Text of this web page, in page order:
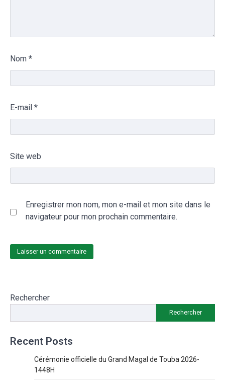
Nom *
E-mail *
Site web
Enregistrer mon nom, mon e-mail et mon site dans le
navigateur pour mon prochain commentaire.
Rechercher
Rechercher
Recent Posts
Cérémonie officielle du Grand Magal de Touba 2026-
1448H